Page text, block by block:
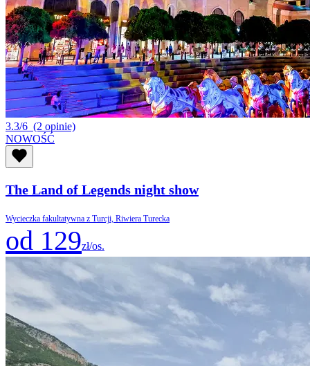
3.3/6 (2 opinie)
NOWOŚĆ
The Land of Legends night show
Wycieczka fakultatywna z Turcji, Riwiera Turecka
od 129zł/os.